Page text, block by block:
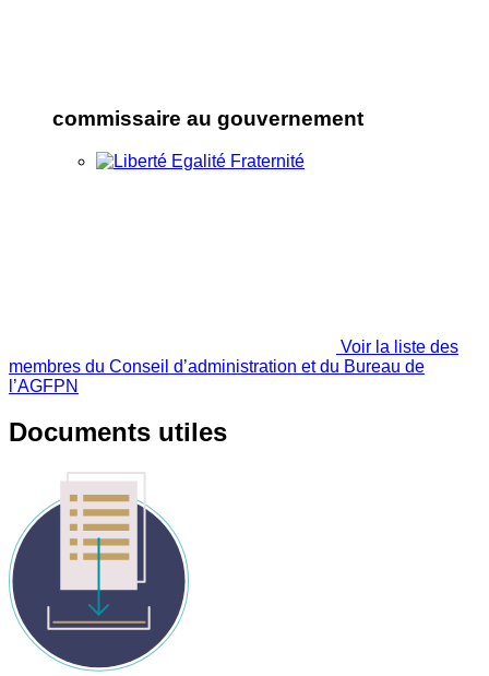
commissaire au gouvernement
Voir la liste des
membres du Conseil d’administration et du Bureau de
l’AGFPN
Documents utiles